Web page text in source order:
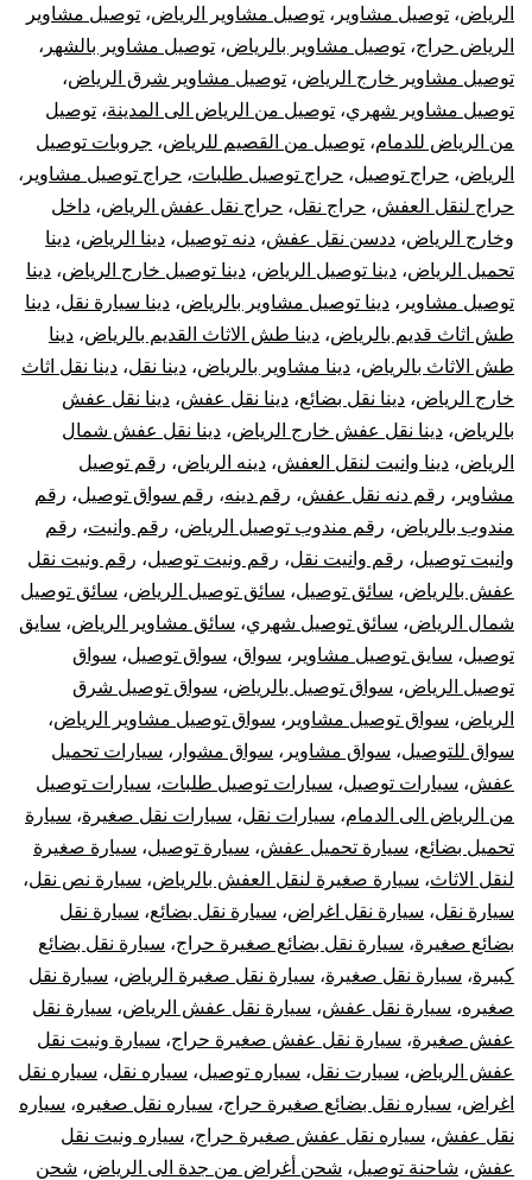
الرياض، توصيل مشاوير ، توصيل مشاوير الرياض، توصيل مشاوير
الرياض حراج، توصيل مشاوير بالرياض، توصيل مشاوير بالشهر ،
توصيل مشاوير خارج الرياض، توصيل مشاوير شرق الرياض،
توصيل مشاوير شهري، توصيل من الرياض الى المدينة، توصيل
من الرياض للدمام، توصيل من القصيم للرياض، جروبات توصيل
الرياض، حراج توصيل، حراج توصيل طلبات، حراج توصيل مشاوير ،
حراج لنقل العفش، حراج نقل، حراج نقل عفش الرياض، داخل
وخارج الرياض، ددسن نقل عفش، دنه توصيل، دينا الرياض، دينا
تحميل الرياض، دينا توصيل الرياض، دينا توصيل خارج الرياض، دينا
توصيل مشاوير ، دينا توصيل مشاوير بالرياض، دينا سيارة نقل، دينا
طش اثاث قديم بالرياض، دينا طش الاثاث القديم بالرياض، دينا
طش الاثاث بالرياض، دينا مشاوير بالرياض، دينا نقل، دينا نقل اثاث
خارج الرياض، دينا نقل بضائع، دينا نقل عفش، دينا نقل عفش
بالرياض، دينا نقل عفش خارج الرياض، دينا نقل عفش شمال
الرياض، دينا وانيت لنقل العفش، دينه الرياض، رقم توصيل
مشاوير ، رقم دنه نقل عفش، رقم دينه، رقم سواق توصيل، رقم
مندوب بالرياض، رقم مندوب توصيل الرياض، رقم وانيت، رقم
وانيت توصيل، رقم وانيت نقل، رقم ونيت توصيل، رقم ونيت نقل
عفش بالرياض، سائق توصيل، سائق توصيل الرياض، سائق توصيل
شمال الرياض، سائق توصيل شهري، سائق مشاوير الرياض، سايق
توصيل، سايق توصيل مشاوير ، سواق، سواق توصيل، سواق
توصيل الرياض، سواق توصيل بالرياض، سواق توصيل شرق
الرياض، سواق توصيل مشاوير ، سواق توصيل مشاوير الرياض،
سواق للتوصيل، سواق مشاوير ، سواق مشوار ، سيارات تحميل
عفش، سيارات توصيل، سيارات توصيل طلبات، سيارات توصيل
من الرياض الى الدمام، سيارات نقل، سيارات نقل صغيرة، سيارة
تحميل بضائع، سيارة تحميل عفش، سيارة توصيل، سيارة صغيرة
لنقل الاثاث، سيارة صغيرة لنقل العفش بالرياض، سيارة نص نقل،
سيارة نقل، سيارة نقل اغراض، سيارة نقل بضائع، سيارة نقل
بضائع صغيرة، سيارة نقل بضائع صغيرة حراج، سيارة نقل بضائع
كبيرة، سيارة نقل صغيرة، سيارة نقل صغيرة الرياض، سيارة نقل
صغيره، سيارة نقل عفش، سيارة نقل عفش الرياض، سيارة نقل
عفش صغيرة، سيارة نقل عفش صغيرة حراج، سيارة ونيت نقل
عفش الرياض، سيارت نقل، سياره توصيل، سياره نقل، سياره نقل
اغراض، سياره نقل بضائع صغيرة حراج، سياره نقل صغيره، سياره
نقل عفش، سياره نقل عفش صغيرة حراج، سياره ونيت نقل
عفش، شاحنة توصيل، شحن أغراض من جدة الى الرياض، شحن